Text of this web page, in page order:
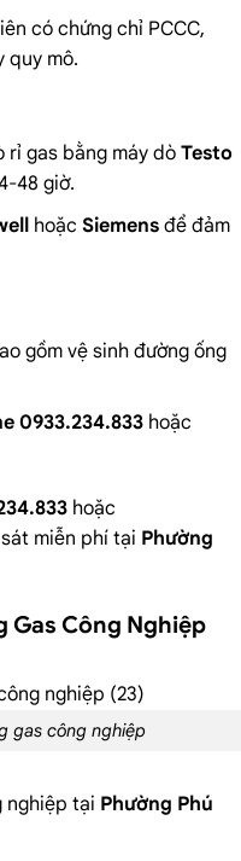
có chứng chỉ PCCC,
quy mô.
rỉ gas bằng máy dò Testo
48 giờ.
hoặc Siemensđể đảm
gồm vệ sinh đường ống
0933.234.833hoặc
hoặc
miễn phí tại Phường
Gas Công Nghiệp
gas công nghiệp
nghiệp tại Phường Phú